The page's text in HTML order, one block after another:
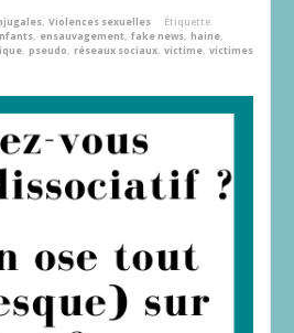
, Violences sexuelles
Étiquette
, ensauvagement, fake news, haine,
, pseudo, réseaux sociaux, victime, victimes